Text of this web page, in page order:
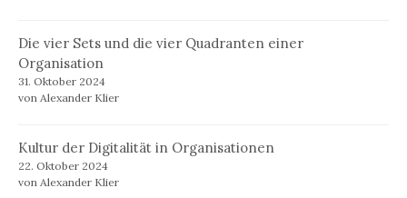
Die vier Sets und die vier Quadranten einer
Organisation
31. Oktober 2024
von Alexander Klier
Kultur der Digitalität in Organisationen
22. Oktober 2024
von Alexander Klier